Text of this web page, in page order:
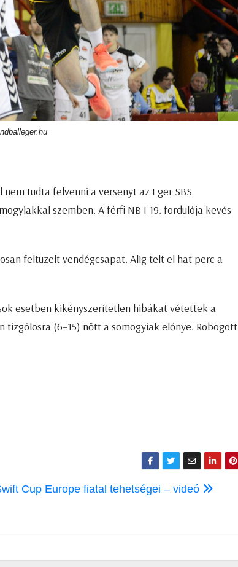
tudta felvenni a versenyt az Eger SBS
szemben. A férfi NB I 19. fordulója kevés
feltüzelt vendégcsapat. Alig telt el hat perc a
esetben kikényszerítetlen hibákat vétettek a
(6–15) nőtt a somogyiak előnye. Robogott
Cup Europe fiatal tehetségei – videó